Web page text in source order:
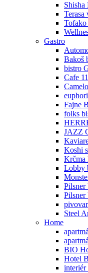
Shisha
Terasa
Tofako
Gastro
Bakoš
bistro
Cafe
Fajne
folks
JAZZ
Koshi
Krčma
Lobby
Pilsner
Steel
Home
BIO
Hotel